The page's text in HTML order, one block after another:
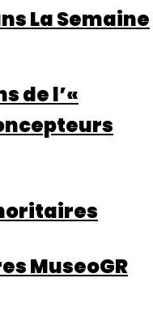
La Semaine
de l’«
MuseoGR